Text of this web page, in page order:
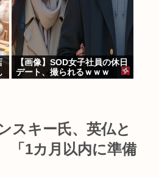
【画像】SOD女子社員の休日
デート、撮られるｗｗｗ
スキー氏、英仏と
1カ月以内に準備